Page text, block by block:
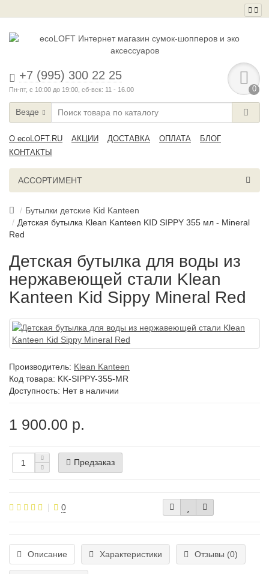
+7 (995) 300 22 25
Пн-пт, с 10:00 до 19:00, сб-вск: 11 - 16.00 0
Везде
О ecoLOFT.RU АКЦИИ ДОСТАВКА ОПЛАТА
БЛОГ
КОНТАКТЫ
АССОРТИМЕНТ
Бутылки детские Kid Kanteen
Детская бутылка Klean Kanteen KID SIPPY 355 мл - Mineral
Red
Детская бутылка для воды из
нержавеющей стали Klean
Kanteen Kid Sippy Mineral Red
Производитель: Klean Kanteen
Код товара: KK-SIPPY-355-MR
Доступность: Нет в наличии
1 900.00 р.
Предзаказ
0
Описание Характеристики Отзывы (0)